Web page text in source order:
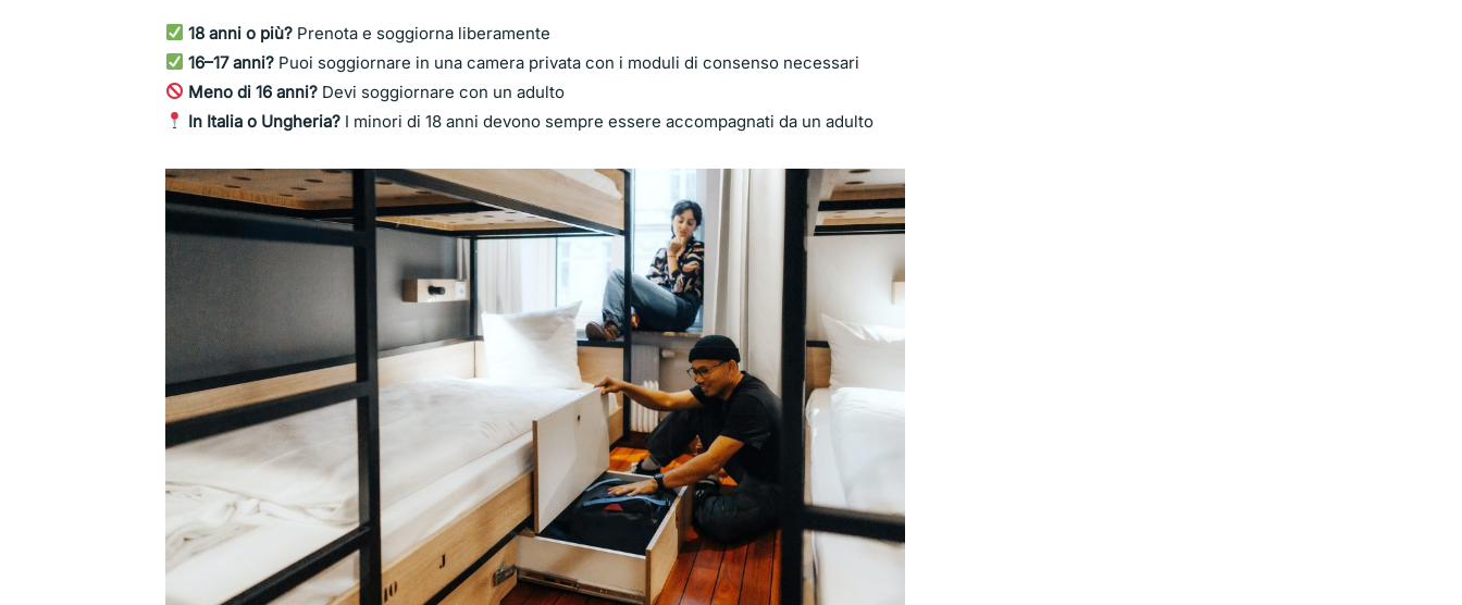
18 anni o più? Prenota e soggiorna liberamente
16–17 anni? Puoi soggiornare in una camera privata con i moduli di consenso necessari
Meno di 16 anni? Devi soggiornare con un adulto
In Italia o Ungheria? I minori di 18 anni devono sempre essere accompagnati da un adulto